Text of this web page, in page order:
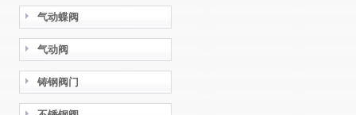
气动蝶阀
气动阀
铸钢阀门